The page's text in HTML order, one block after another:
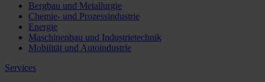
Bergbau und Metallurgie
Chemie- und Prozessindustrie
Energie
Maschinenbau und Industrietechnik
Mobilität und Autoindustrie
Services